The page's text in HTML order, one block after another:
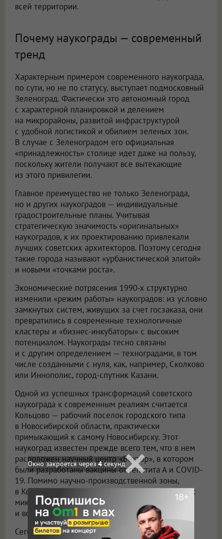
всей территории.
Почему наукограды — современный
тренд
Характерным примером современного наукограда,
по сути, но не по статусу, выступает подмосковный
Зеленоград. Фактически это автономный город
с характерной планировкой и делением
на микрорайоны, развитой инфраструктурой
с удобной логистикой и обилием зеленых зон.
В случае с Зеленоградом его официальная
«принадлежность» столице идет даже на пользу,
поскольку жители получают все вытекающие
из этого привилегии.
Главное преимущество не только Зеленограда,
но и других наукоградов — индивидуальные
градостроительные планы. Учитывая
стратегическую значимость «оригинальных»
наукоградов, к их проектированию привлекали
лучших советских архитекторов. Поэтому сегодня
такие города называют «урбанистической элитой»
и новыми «точками роста».
Экономические потрясения 1990-х структурно
изменили «режим работы» наукоградов: из условно
замкнутых систем, живущих за счет госзаказа, они
превратились в современные технологичные
кластеры и «бизнес-инкубаторы» с высоким
потенциалом. Наукограды тесно связаны
и с другим определением — техноградами, в том
числе созданными с нуля, как, например, Сколково
или Иннополис, город-спутник Казани.
Одной из успешных трансформаций советского
наукограда к современным реалиям считается
Кольцово — рабочий поселок городского типа
в Новосибирской области, практически
примыкающий к самому Новосибирску. Этот
наукоград известен прежде всего тем, что в нем
расположен научный центр «Вектор», в котором
были разработаны вакцины от гепатита А и COVID-
19. Помимо научно-производственной зоны,
в Кольцово есть уже знакомая система развитых
микрорайонов, которые чередуются с парками
и водоемами.
Сегодня в этом наукограде реализуется
Окно закроется через3секунд